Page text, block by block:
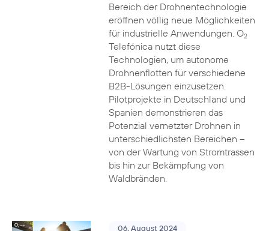
Bereich der Drohnentechnologie
eröffnen völlig neue Möglichkeiten
für industrielle Anwendungen. O2
Telefónica nutzt diese
Technologien, um autonome
Drohnenflotten für verschiedene
B2B-Lösungen einzusetzen.
Pilotprojekte in Deutschland und
Spanien demonstrieren das
Potenzial vernetzter Drohnen in
unterschiedlichsten Bereichen –
von der Wartung von Stromtrassen
bis hin zur Bekämpfung von
Waldbränden.
06. August 2024